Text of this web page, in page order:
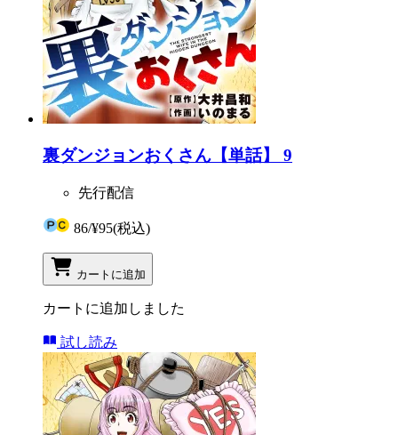
裏ダンジョンおくさん【単話】 9
先行配信
86/¥95(税込)
カートに追加
カートに追加しました
試し読み